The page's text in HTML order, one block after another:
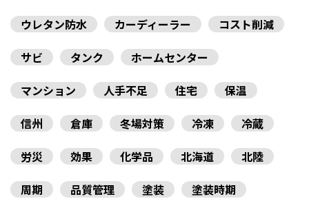
ウレタン防水
カーディーラー
コスト削減
サビ
タンク
ホームセンター
マンション
人手不足 住宅
保温
信州
倉庫 冬場対策 冷凍
冷蔵
労災
効果 化学品 北海道
北陸
周期
品質管理 塗装
塗装時期